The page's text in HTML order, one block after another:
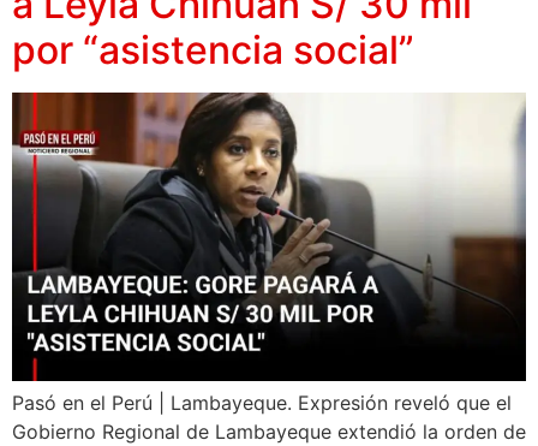
por “asistencia social”
Pasó en el Perú | Lambayeque. Expresión reveló que el
Gobierno Regional de Lambayeque extendió la orden de